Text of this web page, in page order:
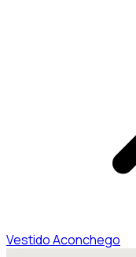
Vestido Aconchego